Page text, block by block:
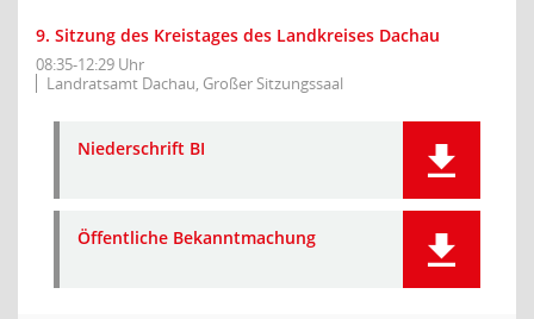
9. Sitzung des Kreistages des Landkreises Dachau
08:35-12:29 Uhr
Landratsamt Dachau, Großer Sitzungssaal
Niederschrift BI
Öffentliche Bekanntmachung